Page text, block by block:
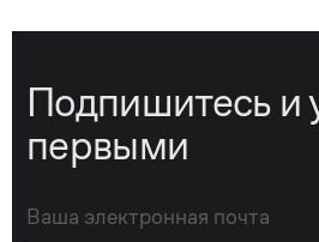
Подпишитесь и
первыми